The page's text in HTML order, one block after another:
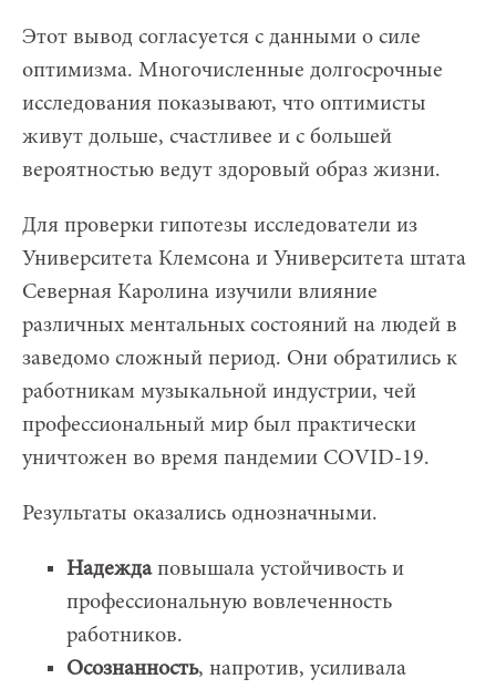
Этот вывод согласуется с данными о силе
оптимизма. Многочисленные долгосрочные
исследования показывают, что оптимисты
живут дольше, счастливее и с большей
вероятностью ведут здоровый образ жизни.
Для проверки гипотезы исследователи из
Университета Клемсона и Университета штата
Северная Каролина изучили влияние
различных ментальных состояний на людей в
заведомо сложный период. Они обратились к
работникам музыкальной индустрии, чей
профессиональный мир был практически
уничтожен во время пандемии COVID-19.
Результаты оказались однозначными.
Надеждаповышала устойчивость и
профессиональную вовлеченность
работников.
Осознанность, напротив, усиливала